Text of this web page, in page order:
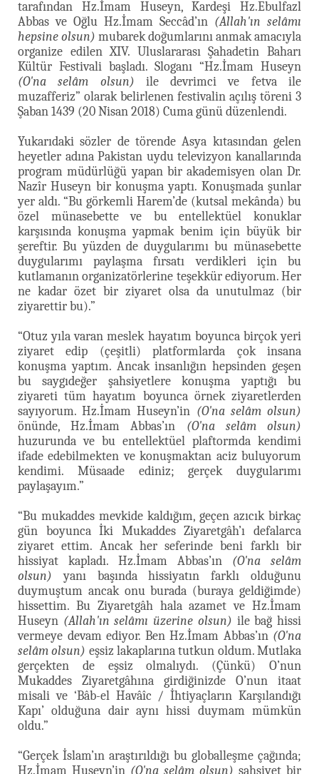
tarafından Hz.İmam Huseyn, Kardeşi Hz.Ebulfazl
Abbas ve Oğlu Hz.İmam Seccâd’ın (Allah'ın selâmı
hepsine olsun) mubarek doğumlarını anmak amacıyla
organize edilen XIV. Uluslararası Şahadetin Baharı
Kültür Festivali başladı. Sloganı “Hz.İmam Huseyn
(O'na selâm olsun) ile devrimci ve fetva ile
muzafferiz” olarak belirlenen festivalin açılış töreni 3
Şaban 1439 (20 Nisan 2018) Cuma günü düzenlendi.
Yukarıdaki sözler de törende Asya kıtasından gelen
heyetler adına Pakistan uydu televizyon kanallarında
program müdürlüğü yapan bir akademisyen olan Dr.
Nazîr Huseyn bir konuşma yaptı. Konuşmada şunlar
yer aldı. “Bu görkemli Harem’de (kutsal mekânda) bu
özel münasebette ve bu entellektüel konuklar
karşısında konuşma yapmak benim için büyük bir
şereftir. Bu yüzden de duygularımı bu münasebette
duygularımı paylaşma fırsatı verdikleri için bu
kutlamanın organizatörlerine teşekkür ediyorum. Her
ne kadar özet bir ziyaret olsa da unutulmaz (bir
ziyarettir bu).”
“Otuz yıla varan meslek hayatım boyunca birçok yeri
ziyaret edip (çeşitli) platformlarda çok insana
konuşma yaptım. Ancak insanlığın hepsinden geşen
bu saygıdeğer şahsiyetlere konuşma yaptığı bu
ziyareti tüm hayatım boyunca örnek ziyaretlerden
sayıyorum. Hz.İmam Huseyn’in (O'na selâm olsun)
önünde, Hz.İmam Abbas’ın (O'na selâm olsun)
huzurunda ve bu entellektüel plaftormda kendimi
ifade edebilmekten ve konuşmaktan aciz buluyorum
kendimi. Müsaade ediniz; gerçek duygularımı
paylaşayım.”
“Bu mukaddes mevkide kaldığım, geçen azıcık birkaç
gün boyunca İki Mukaddes Ziyaretgâh’ı defalarca
ziyaret ettim. Ancak her seferinde beni farklı bir
hissiyat kapladı. Hz.İmam Abbas’ın (O'na selâm
olsun) yanı başında hissiyatın farklı olduğunu
duymuştum ancak onu burada (buraya geldiğimde)
hissettim. Bu Ziyaretgâh hala azamet ve Hz.İmam
Huseyn (Allah'ın selâmı üzerine olsun) ile bağ hissi
vermeye devam ediyor. Ben Hz.İmam Abbas’ın (O'na
selâm olsun) eşsiz lakaplarına tutkun oldum. Mutlaka
gerçekten de eşsiz olmalıydı. (Çünkü) O’nun
Mukaddes Ziyaretgâhına girdiğinizde O’nun itaat
misali ve ‘Bâb-el Havâîc / İhtiyaçların Karşılandığı
Kapı’ olduğuna dair aynı hissi duymam mümkün
oldu.”
“Gerçek İslam’ın araştırıldığı bu globalleşme çağında;
Hz.İmam Huseyn’in (O'na selâm olsun) şahsiyet bir